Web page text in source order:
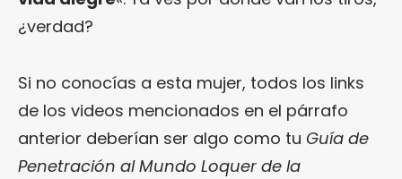
¿verdad?
Si no conocías a esta mujer, todos los links
de los videos mencionados en el párrafo
anterior deberían ser algo como tu Guía de
Penetración al Mundo Loquer de la